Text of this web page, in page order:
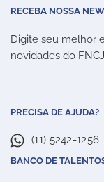
RECEBA NOSSA
Digite seu melhor
novidades do FNCJ
PRECISA DE AJUDA?
(11) 5242-1256
BANCO DE